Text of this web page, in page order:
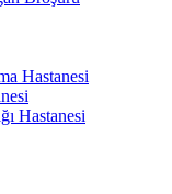
Hastanesi
Hastanesi